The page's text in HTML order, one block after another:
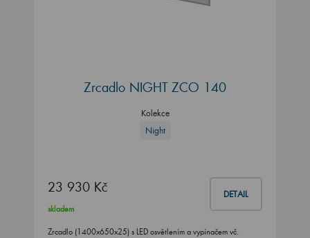
Zrcadlo NIGHT ZCO 140
Kolekce
Night
23 930 Kč DETAIL
skladem
Zrcadlo (1400x650x25) s LED osvětlením a vypínačem vč.